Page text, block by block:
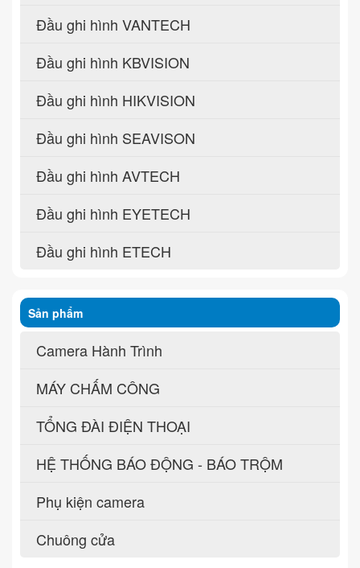
Đầu ghi hình VANTECH
Đầu ghi hình KBVISION
Đầu ghi hình HIKVISION
Đầu ghi hình SEAVISON
Đầu ghi hình AVTECH
Đầu ghi hình EYETECH
Đầu ghi hình ETECH
Sản phẩm
Camera Hành Trình
MÁY CHẤM CÔNG
TỔNG ĐÀI ĐIỆN THOẠI
HỆ THỐNG BÁO ĐỘNG - BÁO TRỘM
Phụ kiện camera
Chuông cửa